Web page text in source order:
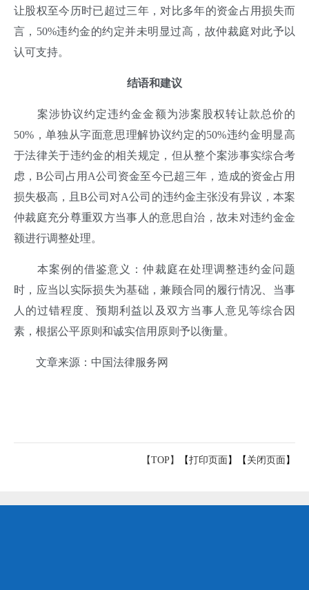
让股权至今历时已超过三年，对比多年的资金占用损失而
言，50%违约金的约定并未明显过高，故仲裁庭对此予以
认可支持。
结语和建议
案涉协议约定违约金金额为涉案股权转让款总价的
50%，单独从字面意思理解协议约定的50%违约金明显高
于法律关于违约金的相关规定，但从整个案涉事实综合考
虑，B公司占用A公司资金至今已超三年，造成的资金占用
损失极高，且B公司对A公司的违约金主张没有异议，本案
仲裁庭充分尊重双方当事人的意思自治，故未对违约金金
额进行调整处理。
本案例的借鉴意义：仲裁庭在处理调整违约金问题
时，应当以实际损失为基础，兼顾合同的履行情况、当事
人的过错程度、预期利益以及双方当事人意见等综合因
素，根据公平原则和诚实信用原则予以衡量。
文章来源：中国法律服务网
【TOP】 【打印页面 】【 关闭页面 】